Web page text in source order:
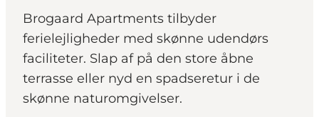
Handicapvenlig ferie
Events
Overnatning
Planlæg din ferie
Brogaard Apartments tilbyder
ferielejligheder med skønne udendørs
faciliteter. Slap af på den store åbne
terrasse eller nyd en spadseretur i de
skønne naturomgivelser.